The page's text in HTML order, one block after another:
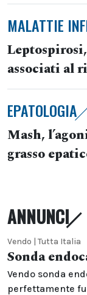
MALATTIE
associati al
EPATOLOGIA
Mash,
grasso
ANNUNCI
Vendo | Tutta Italia
Sonda
Vendo sonda
perfettamente